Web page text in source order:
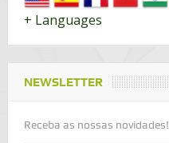
+ Languages
NEWSLETTER
Receba as nossas novidades!